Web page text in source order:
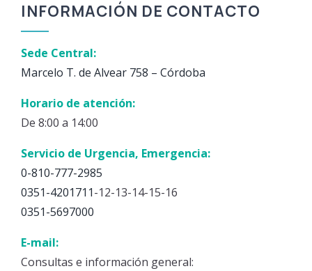
INFORMACIÓN DE CONTACTO
Sede Central:
Marcelo T. de Alvear 758 – Córdoba
Horario de atención:
De 8:00 a 14:00
Servicio de Urgencia, Emergencia:
0-810-777-2985
0351-4201711-12-13-14-15-16
0351-5697000
E-mail:
Consultas e información general: